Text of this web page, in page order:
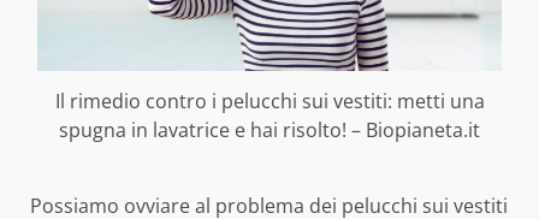
Il rimedio contro i pelucchi sui vestiti: metti una
spugna in lavatrice e hai risolto! – Biopianeta.it
Possiamo ovviare al problema dei pelucchi sui vestiti